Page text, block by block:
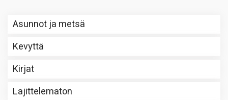
Asunnot ja metsä
Kevyttä
Kirjat
Lajittelematon